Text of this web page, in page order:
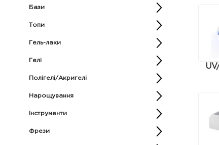
Бази
Топи
Гель-лаки
Гелі
Полігелі/Акригелі
Нарощування
Інструменти
Фрези